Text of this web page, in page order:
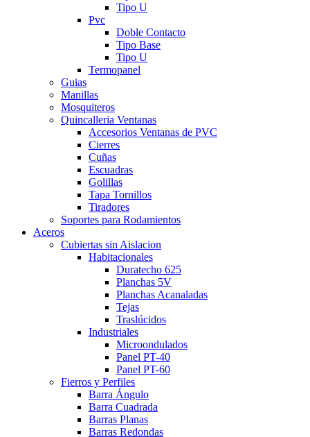
Tipo U
Pvc
Doble Contacto
Tipo Base
Tipo U
Termopanel
Guias
Manillas
Mosquiteros
Quincalleria Ventanas
Accesorios Ventanas de PVC
Cierres
Cuñas
Escuadras
Golillas
Tapa Tornillos
Tiradores
Soportes para Rodamientos
Aceros
Cubiertas sin Aislacion
Habitacionales
Duratecho 625
Planchas 5V
Planchas Acanaladas
Tejas
Traslúcidos
Industriales
Microondulados
Panel PT-40
Panel PT-60
Fierros y Perfiles
Barra Ángulo
Barra Cuadrada
Barras Planas
Barras Redondas